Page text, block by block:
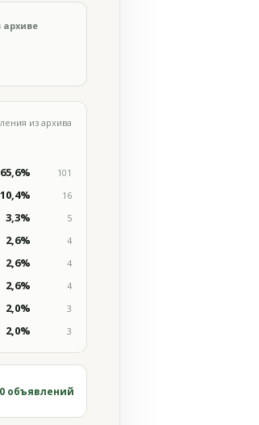
из архива
65,6%
101
10,4%
16
3,3%
5
2,6%
4
2,6%
4
2,6%
4
2,0%
3
2,0% 3
объявлений